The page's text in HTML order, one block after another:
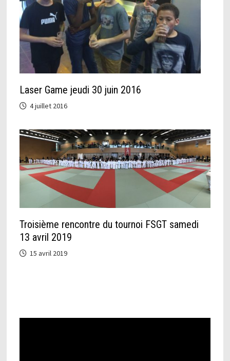
Laser Game jeudi 30 juin 2016
4 juillet 2016
Troisième rencontre du tournoi FSGT samedi
13 avril 2019
15 avril 2019